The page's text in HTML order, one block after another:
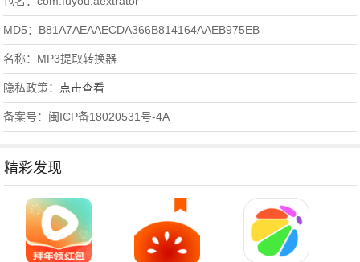
MD5：B81A7AEAAECDA366B814164AAEB975EB
名称：MP3提取转换器
隐私政策： 点击查看
备案号：闽ICP备18020531号-4A
精彩发现